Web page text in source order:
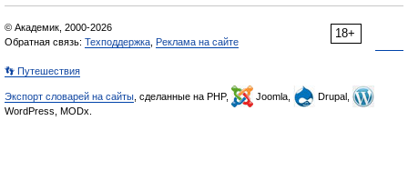
18+
© Академик, 2000-2026
Обратная связь: Техподдержка Реклама на сайте
👣 Путешествия
Экспорт словарей на сайты , сделанные на PHP, Joomla,
Drupal,
WordPress, MODx.